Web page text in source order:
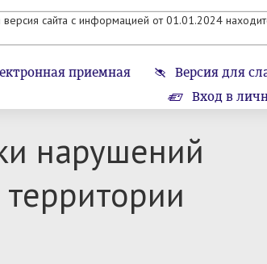
сайта с информацией от 01.01.2024
приемная
Версия для
Вход в
нарушений